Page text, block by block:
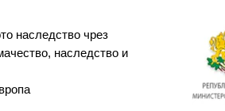
наследство чрез
наследство и